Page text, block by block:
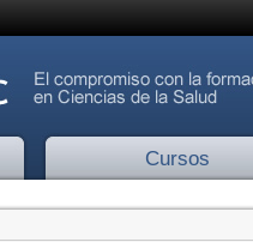
Cursos